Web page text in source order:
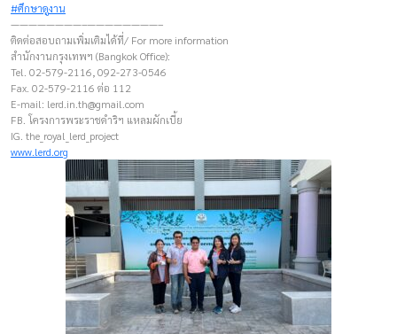
#ศึกษาดูงาน
————————–————————–
ติดต่อสอบถามเพิ่มเติมได้ที่/ For more information
สำนักงานกรุงเทพฯ (Bangkok Office):
Tel. 02-579-2116, 092-273-0546
Fax. 02-579-2116 ต่อ 112
E-mail: lerd.in.th@gmail.com
FB. โครงการพระราชดำริฯ แหลมผักเบี้ย
IG. the_royal_lerd_project
www.lerd.org